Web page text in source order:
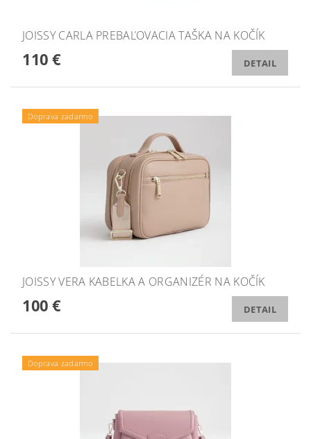
JOISSY CARLA PREBAĽOVACIA TAŠKA NA KOČÍK
110 € DETAIL
Doprava zadarmo
JOISSY VERA KABELKA A ORGANIZÉR NA KOČÍK
100 € DETAIL
Doprava zadarmo